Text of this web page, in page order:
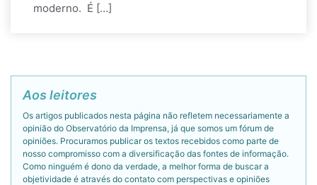
moderno. É […]
Aos leitores
Os artigos publicados nesta página não refletem necessariamente a
opinião do Observatório da Imprensa, já que somos um fórum de
opiniões. Procuramos publicar os textos recebidos como parte de
nosso compromisso com a diversificação das fontes de informação.
Como ninguém é dono da verdade, a melhor forma de buscar a
objetividade é através do contato com perspectivas e opiniões